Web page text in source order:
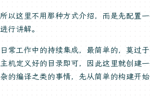
所以这里不用那种方式介绍，而是先配置
进行讲解。
日常工作中的持续集成，最简单的，莫过
主机定义好的目录即可，因此这里就创建
杂的编译之类的事情，先从简单的构建开